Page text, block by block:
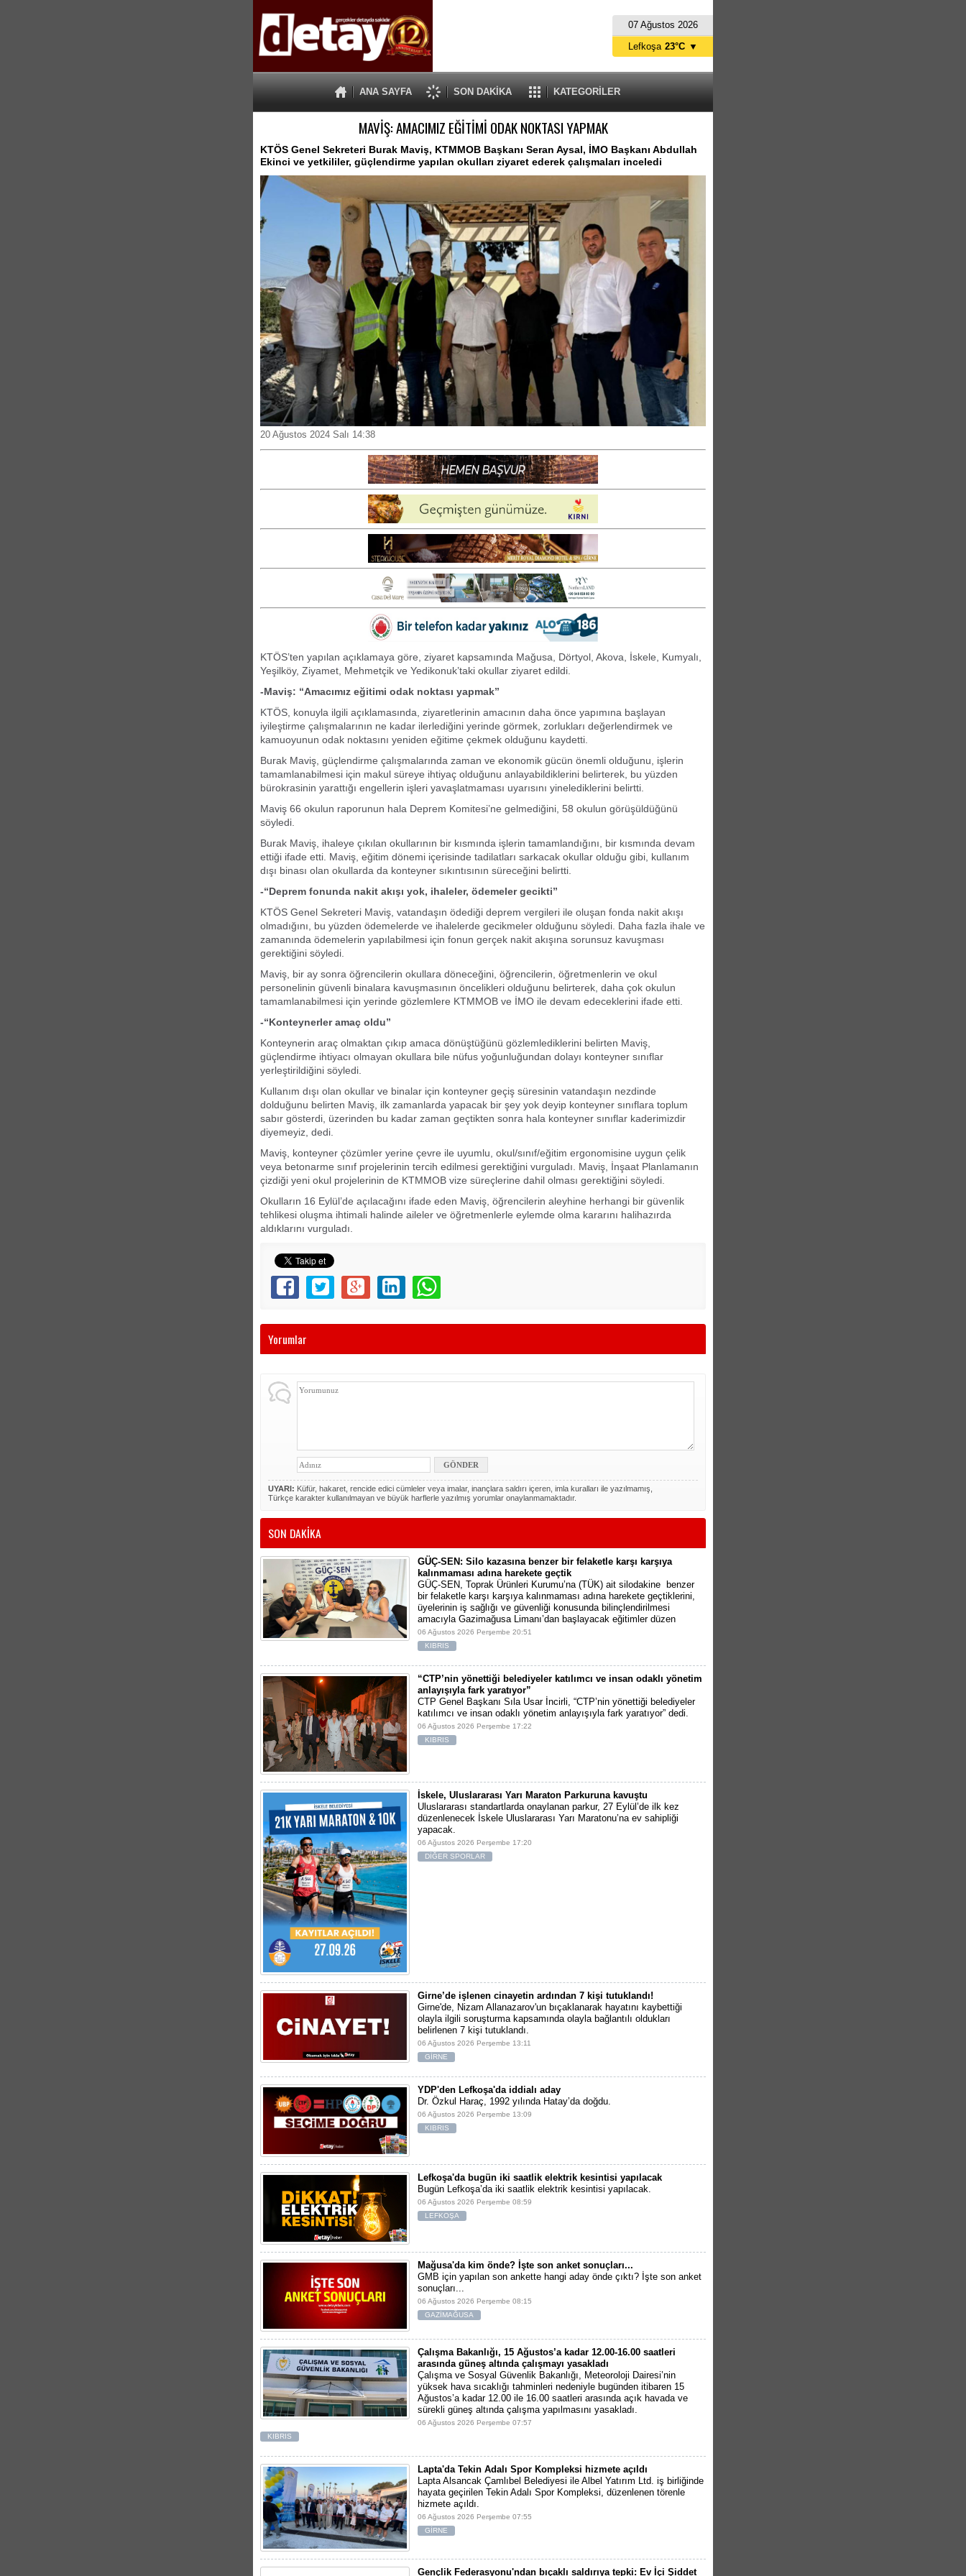
07 Ağustos 2026
ANA SAYFA SON DAKİKA KATEGORİLER
Lefkoşa 23°C ▼
İstanbul 23°C
Ankara
MAVİŞ: AMACIMIZ EĞİTİMİ ODAK NOKTASI YAPMAK
KTÖS Genel Sekreteri Burak Maviş, KTMMOB Başkanı Seran Aysal, İMO Başkanı Abdullah
Ekinci ve yetkililer, güçlendirme yapılan okulları ziyaret ederek çalışmaları inceledi
20 Ağustos 2024 Salı 14:38
KTÖS’ten yapılan açıklamaya göre, ziyaret kapsamında Mağusa, Dörtyol, Akova, İskele, Kumyalı,
Yeşilköy, Ziyamet, Mehmetçik ve Yedikonuk’taki okullar ziyaret edildi.
-Maviş: “Amacımız eğitimi odak noktası yapmak”
KTÖS, konuyla ilgili açıklamasında, ziyaretlerinin amacının daha önce yapımına başlayan
iyileştirme çalışmalarının ne kadar ilerlediğini yerinde görmek, zorlukları değerlendirmek ve
kamuoyunun odak noktasını yeniden eğitime çekmek olduğunu kaydetti.
Burak Maviş, güçlendirme çalışmalarında zaman ve ekonomik gücün önemli olduğunu, işlerin
tamamlanabilmesi için makul süreye ihtiyaç olduğunu anlayabildiklerini belirterek, bu yüzden
bürokrasinin yarattığı engellerin işleri yavaşlatmaması uyarısını yinelediklerini belirtti.
Maviş 66 okulun raporunun hala Deprem Komitesi’ne gelmediğini, 58 okulun görüşüldüğünü
söyledi.
Burak Maviş, ihaleye çıkılan okullarının bir kısmında işlerin tamamlandığını, bir kısmında devam
ettiği ifade etti. Maviş, eğitim dönemi içerisinde tadilatları sarkacak okullar olduğu gibi, kullanım
dışı binası olan okullarda da konteyner sıkıntısının süreceğini belirtti.
-“Deprem fonunda nakit akışı yok, ihaleler, ödemeler gecikti”
KTÖS Genel Sekreteri Maviş, vatandaşın ödediği deprem vergileri ile oluşan fonda nakit akışı
olmadığını, bu yüzden ödemelerde ve ihalelerde gecikmeler olduğunu söyledi. Daha fazla ihale ve
zamanında ödemelerin yapılabilmesi için fonun gerçek nakit akışına sorunsuz kavuşması
gerektiğini söyledi.
Maviş, bir ay sonra öğrencilerin okullara döneceğini, öğrencilerin, öğretmenlerin ve okul
personelinin güvenli binalara kavuşmasının öncelikleri olduğunu belirterek, daha çok okulun
tamamlanabilmesi için yerinde gözlemlere KTMMOB ve İMO ile devam edeceklerini ifade etti.
-“Konteynerler amaç oldu”
Konteynerin araç olmaktan çıkıp amaca dönüştüğünü gözlemlediklerini belirten Maviş,
güçlendirme ihtiyacı olmayan okullara bile nüfus yoğunluğundan dolayı konteyner sınıflar
yerleştirildiğini söyledi.
Kullanım dışı olan okullar ve binalar için konteyner geçiş süresinin vatandaşın nezdinde
dolduğunu belirten Maviş, ilk zamanlarda yapacak bir şey yok deyip konteyner sınıflara toplum
sabır gösterdi, üzerinden bu kadar zaman geçtikten sonra hala konteyner sınıflar kaderimizdir
diyemeyiz, dedi.
Maviş, konteyner çözümler yerine çevre ile uyumlu, okul/sınıf/eğitim ergonomisine uygun çelik
veya betonarme sınıf projelerinin tercih edilmesi gerektiğini vurguladı. Maviş, İnşaat Planlamanın
çizdiği yeni okul projelerinin de KTMMOB vize süreçlerine dahil olması gerektiğini söyledi.
Okulların 16 Eylül’de açılacağını ifade eden Maviş, öğrencilerin aleyhine herhangi bir güvenlik
tehlikesi oluşma ihtimali halinde aileler ve öğretmenlerle eylemde olma kararını halihazırda
aldıklarını vurguladı.
Yorumlar
UYARI: Küfür, hakaret, rencide edici cümleler veya imalar, inançlara saldırı içeren, imla kuralları ile yazılmamış,
Türkçe karakter kullanılmayan ve büyük harflerle yazılmış yorumlar onaylanmamaktadır.
SON DAKİKA
GÜÇ-SEN: Silo kazasına benzer bir felaketle karşı karşıya
kalınmaması adına harekete geçtik
GÜÇ-SEN, Toprak Ürünleri Kurumu’na (TÜK) ait silodakine benzer
bir felaketle karşı karşıya kalınmaması adına harekete geçtiklerini,
üyelerinin iş sağlığı ve güvenliği konusunda bilinçlendirilmesi
amacıyla Gazimağusa Limanı’dan başlayacak eğitimler düzen
06 Ağustos 2026 Perşembe 20:51
KIBRIS
“CTP’nin yönettiği belediyeler katılımcı ve insan odaklı yönetim
anlayışıyla fark yaratıyor”
CTP Genel Başkanı Sıla Usar İncirli, “CTP’nin yönettiği belediyeler
katılımcı ve insan odaklı yönetim anlayışıyla fark yaratıyor” dedi.
06 Ağustos 2026 Perşembe 17:22
KIBRIS
İskele, Uluslararası Yarı Maraton Parkuruna kavuştu
Uluslararası standartlarda onaylanan parkur, 27 Eylül’de ilk kez
düzenlenecek İskele Uluslararası Yarı Maratonu’na ev sahipliği
yapacak.
06 Ağustos 2026 Perşembe 17:20
DİĞER SPORLAR
Girne’de işlenen cinayetin ardından 7 kişi tutuklandı!
Girne'de, Nizam Allanazarov'un bıçaklanarak hayatını kaybettiği
olayla ilgili soruşturma kapsamında olayla bağlantılı oldukları
belirlenen 7 kişi tutuklandı.
06 Ağustos 2026 Perşembe 13:11
GİRNE
YDP'den Lefkoşa'da iddialı aday
Dr. Özkul Haraç, 1992 yılında Hatay’da doğdu.
06 Ağustos 2026 Perşembe 13:09
KIBRIS
Lefkoşa'da bugün iki saatlik elektrik kesintisi yapılacak
Bugün Lefkoşa’da iki saatlik elektrik kesintisi yapılacak.
06 Ağustos 2026 Perşembe 08:59
LEFKOŞA
Mağusa'da kim önde? İşte son anket sonuçları...
GMB için yapılan son ankette hangi aday önde çıktı? İşte son anket
sonuçları...
06 Ağustos 2026 Perşembe 08:15
GAZİMAĞUSA
Çalışma Bakanlığı, 15 Ağustos’a kadar 12.00-16.00 saatleri
arasında güneş altında çalışmayı yasakladı
Çalışma ve Sosyal Güvenlik Bakanlığı, Meteoroloji Dairesi’nin
yüksek hava sıcaklığı tahminleri nedeniyle bugünden itibaren 15
Ağustos’a kadar 12.00 ile 16.00 saatleri arasında açık havada ve
sürekli güneş altında çalışma yapılmasını yasakladı.
06 Ağustos 2026 Perşembe 07:57
KIBRIS
Lapta'da Tekin Adalı Spor Kompleksi hizmete açıldı
Lapta Alsancak Çamlıbel Belediyesi ile Albel Yatırım Ltd. iş birliğinde
hayata geçirilen Tekin Adalı Spor Kompleksi, düzenlenen törenle
hizmete açıldı.
06 Ağustos 2026 Perşembe 07:55
GİRNE
Gençlik Federasyonu'ndan bıçaklı saldırıya tepki: Ev İçi Şiddet